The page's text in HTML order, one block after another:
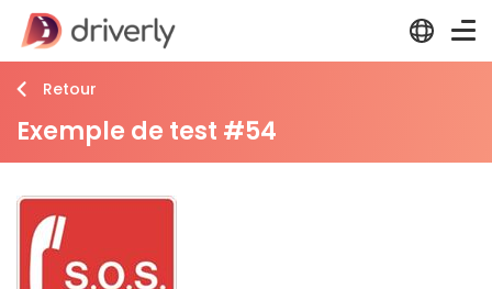
Retour
Exemple de test #54